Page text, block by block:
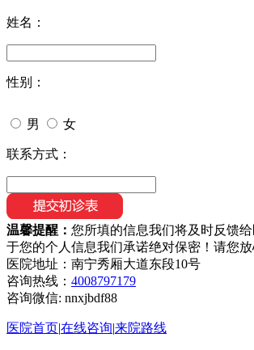
姓名：
性别：
男 女
联系方式：
温馨提醒： 您所填的信息我们将及时反馈
于您的个人信息我们承诺绝对保密！请您
医院地址：南宁秀厢大道东段10号
咨询热线： 4008797179
咨询微信: nnxjbdf88
医院首页|在线咨询|来院路线